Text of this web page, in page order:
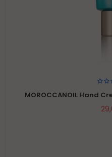
MOROCCANOIL Hand